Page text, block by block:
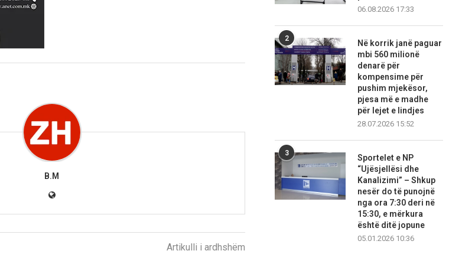
B.M
Artikulli i ardhshëm
06.08.2026 17:33
2
Në korrik janë paguar
mbi 560 milionë
denarë për
kompensime për
pushim mjekësor,
pjesa më e madhe
për lejet e lindjes
28.07.2026 15:52
3
Sportelet e NP
“Ujësjellësi dhe
Kanalizimi” – Shkup
nesër do të punojnë
nga ora 7:30 deri në
15:30, e mërkura
është ditë jopune
05.01.2026 10:36